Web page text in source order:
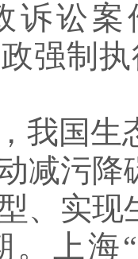
诉讼
强制
我国生
减污
、实
。上海